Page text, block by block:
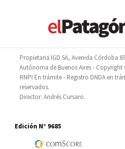
Propietaria IGD SA, Avenida Córdoba
Autónoma de Buenos Aires -
RNPI En trámite - Registro DNDA en
reservados.
Director: Andrés Cursaro.
Edición N° 9685